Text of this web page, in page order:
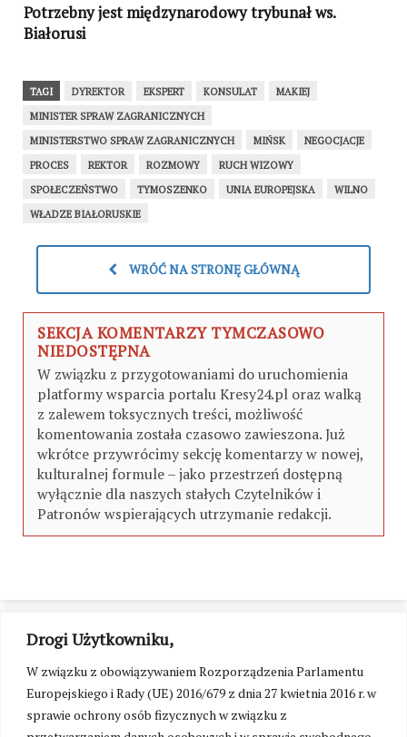
Drogi Użytkowniku,
W związku z obowiązywaniem Rozporządzenia Parlamentu
Europejskiego i Rady (UE) 2016/679 z dnia 27 kwietnia 2016 r. w
sprawie ochrony osób fizycznych w związku z
Potrzebny jest międzynarodowy trybunał ws.
Białorusi
TAGI DYREKTOR EKSPERT KONSULAT
MAKIEJ
MINISTER SPRAW ZAGRANICZNYCH
MINISTERSTWO SPRAW ZAGRANICZNYCH
MIŃSK
NEGOCJACJE
PROCES
REKTOR ROZMOWY
RUCH WIZOWY
SPOŁECZEŃSTWO
TYMOSZENKO UNIA EUROPEJSKA
WILNO
WŁADZE BIAŁORUSKIE
WRÓĆ NA STRONĘ GŁÓWNĄ
SEKCJA KOMENTARZY TYMCZASOWO
NIEDOSTĘPNA
W związku z przygotowaniami do uruchomienia
platformy wsparcia portalu Kresy24.pl oraz walką
z zalewem toksycznych treści, możliwość
komentowania została czasowo zawieszona. Już
wkrótce przywrócimy sekcję komentarzy w nowej,
kulturalnej formule – jako przestrzeń dostępną
wyłącznie dla naszych stałych Czytelników i
Patronów wspierających utrzymanie redakcji.